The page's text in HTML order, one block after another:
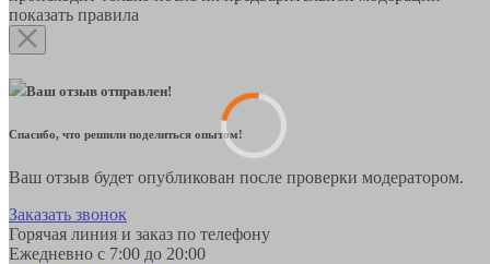
показать правила
Ваш отзыв отправлен!
Спасибо, что решили поделиться опытом!
Ваш отзыв будет опубликован после проверки модератором.
Заказать звонок
Горячая линия и заказ по телефону
Ежедневно с 7:00 до 20:00